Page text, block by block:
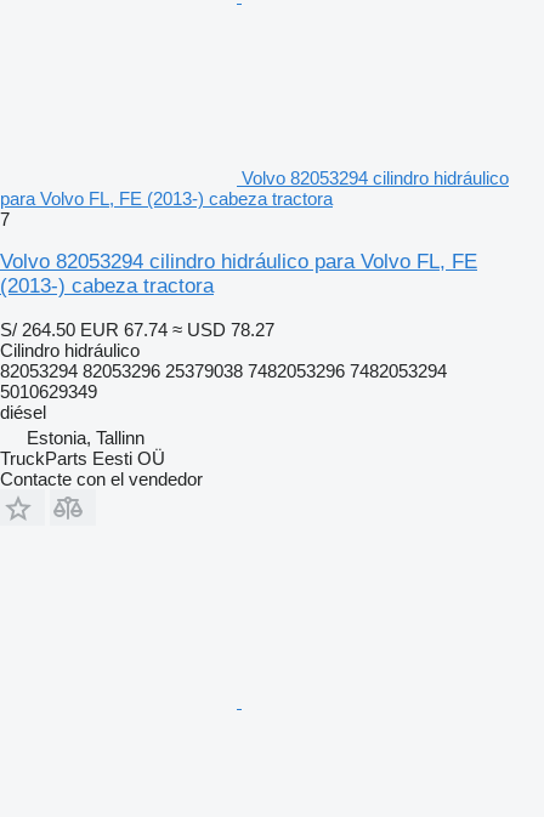
Volvo 82053294 cilindro hidráulico
para Volvo FL, FE (2013-) cabeza tractora
7
Volvo 82053294 cilindro hidráulico para Volvo FL, FE
(2013-) cabeza tractora
S/ 264.50 EUR 67.74 ≈ USD 78.27
Cilindro hidráulico
82053294 82053296 25379038 7482053296 7482053294
5010629349
diésel
Estonia, Tallinn
TruckParts Eesti OÜ
Contacte con el vendedor